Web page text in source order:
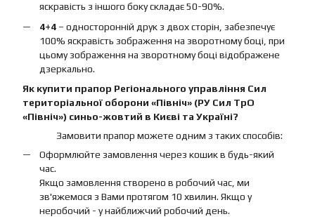
яскравість з іншого боку складає 50-90%.
4+4 – односторонній друк з двох сторін, забезпечує
100% яскравість зображення на зворотному боці, при
цьому зображення на зворотному боці відображене
дзеркально.
Як купити прапор Регіонального управління Сил
територіальної оборони «Північ» (РУ Сил ТрО
«Північ») синьо-жовтий в Києві та Україні?
Замовити прапор можете одним з таких способів:
Оформлюйте замовлення через кошик в будь-який
час.
Якщо замовлення створено в робочий час, ми
зв'яжемося з Вами протягом 10 хвилин. Якщо у
неробочий - у найближчий робочий день.